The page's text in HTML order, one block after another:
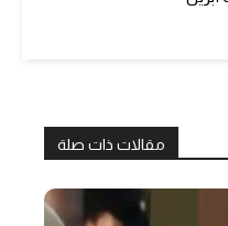
مقالات ذات صلة